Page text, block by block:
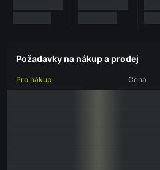
Požadavky na nákup a prodej
Pro nákup Cena